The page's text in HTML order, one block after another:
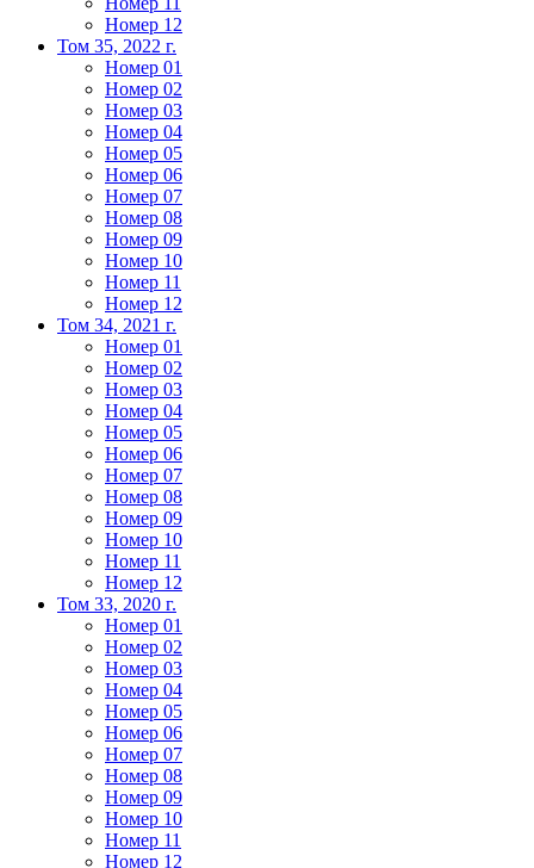
Номер 12
Том 35, 2022 г.
Номер 01
Номер 02
Номер 03
Номер 04
Номер 05
Номер 06
Номер 07
Номер 08
Номер 09
Номер 10
Номер 11
Номер 12
Том 34, 2021 г.
Номер 01
Номер 02
Номер 03
Номер 04
Номер 05
Номер 06
Номер 07
Номер 08
Номер 09
Номер 10
Номер 11
Номер 12
Том 33, 2020 г.
Номер 01
Номер 02
Номер 03
Номер 04
Номер 05
Номер 06
Номер 07
Номер 08
Номер 09
Номер 10
Номер 11
Номер 12